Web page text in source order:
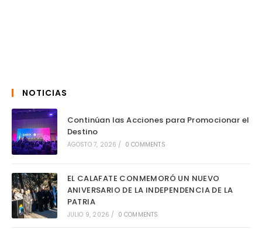
NOTICIAS
Continúan las Acciones para Promocionar el
Destino
AGOSTO 7, 2026 / 0 COMMENTS
EL CALAFATE CONMEMORÓ UN NUEVO
ANIVERSARIO DE LA INDEPENDENCIA DE LA
PATRIA
JULIO 9, 2026 / 0 COMMENTS